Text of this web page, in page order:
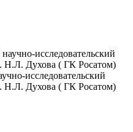
исследовательский
Н.Л. Духова ( ГК Росатом)